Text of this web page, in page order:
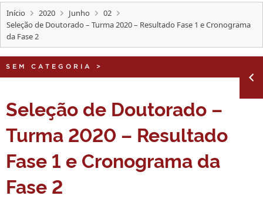
CONCURSOS
EDITAIS
OUVIDORIA
TELEFONES
Início 2020 Junho
02
Seleção de Doutorado – Turma 2020 – Resultado Fase 1 e Cronograma
da Fase 2
SEM CATEGORIA >
Seleção de Doutorado –
Turma 2020 – Resultado
Fase 1 e Cronograma da
Fase 2